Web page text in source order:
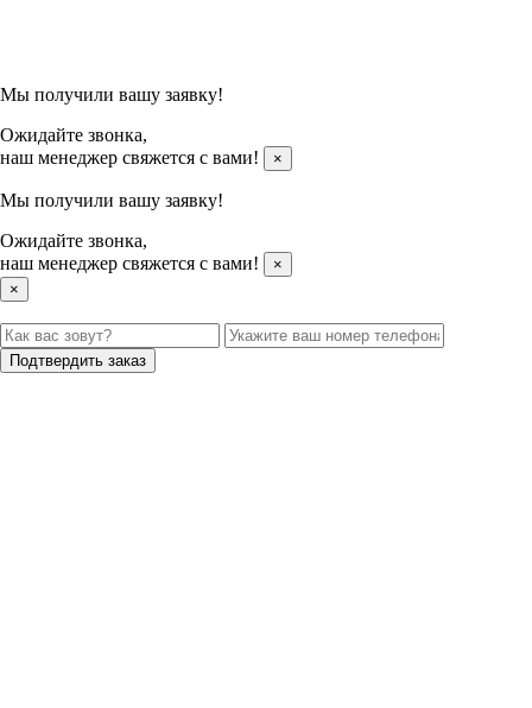
Мы получили вашу заявку!
Ожидайте звонка,
наш менеджер свяжется с вами!
×
Мы получили вашу заявку!
Ожидайте звонка,
наш менеджер свяжется с вами!
×
×
Подтвердить заказ